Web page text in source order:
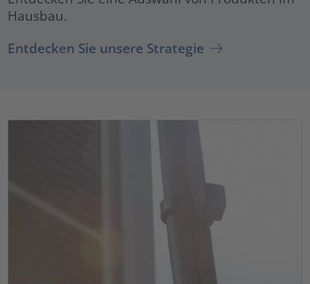
Hausbau.
Entdecken Sie unsere Strategie